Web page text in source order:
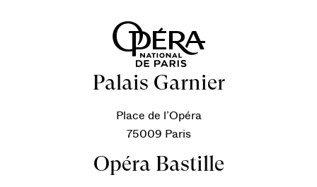
Palais Garnier
Place de l’Opéra
75009 Paris
Opéra Bastille